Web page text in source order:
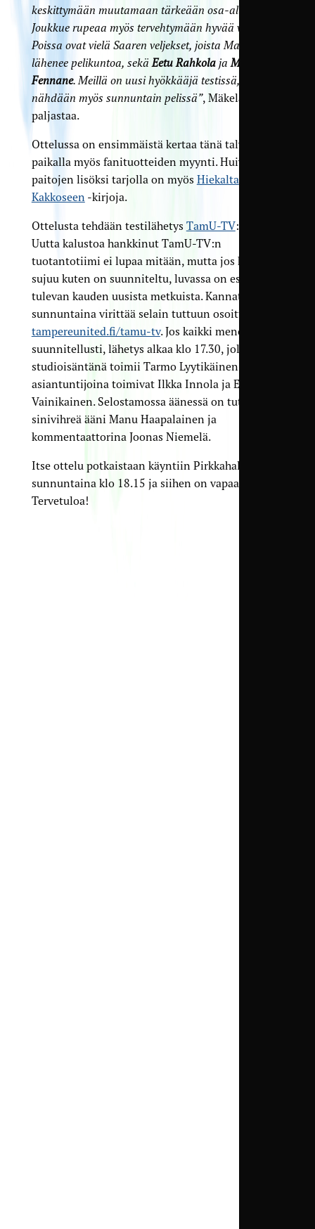
keskittymään muutamaan tärkeään osa-alueeseen.
Joukkue rupeaa myös tervehtymään hyvää vauhtia.
Poissa ovat vielä Saaren veljekset, joista Matti
lähenee pelikuntoa, sekä Eetu Rahkolaja Mehdi
Fennane. Meillä on uusi hyökkääjä testissä, ja hänet
nähdään myös sunnuntain pelissä”, Mäkelä
paljastaa.
Ottelussa on ensimmäistä kertaa tänä talvena
paikalla myös fanituotteiden myynti. Huivien ja t-
paitojen lisöksi tarjolla on myös Hiekalta
Kakkoseen -kirjoja.
Ottelusta tehdään testilähetys TamU-TV:ssä.
Uutta kalustoa hankkinut TamU-TV:n
tuotantotiimi ei lupaa mitään, mutta jos kaikki
sujuu kuten on suunniteltu, luvassa on esimakua
tulevan kauden uusista metkuista. Kannattaa siis
sunnuntaina virittää selain tuttuun osoitteeseen
tampereunited.fi/tamu-tv. Jos kaikki menee
suunnitellusti, lähetys alkaa klo 17.30, jolloin
studioisäntänä toimii Tarmo Lyytikäinen ja
asiantuntijoina toimivat Ilkka Innola ja Elina
Vainikainen. Selostamossa äänessä on tuttu
sinivihreä ääni Manu Haapalainen ja
kommentaattorina Joonas Niemelä.
Itse ottelu potkaistaan käyntiin Pirkkahallissa
sunnuntaina klo 18.15 ja siihen on vapaa pääsy.
Tervetuloa!